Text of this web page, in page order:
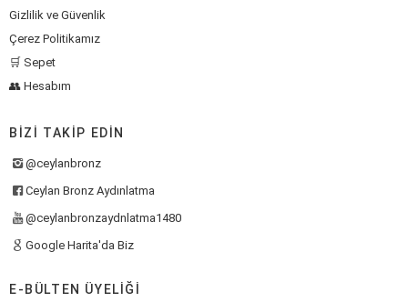
Gizlilik ve Güvenlik
Çerez Politikamız
🛒 Sepet
👥 Hesabım
BIZI TAKIP EDIN
@ceylanbronz
Ceylan Bronz Aydınlatma
@ceylanbronzaydnlatma1480
Google Harita'da Biz
E-BÜLTEN ÜYELIĞI